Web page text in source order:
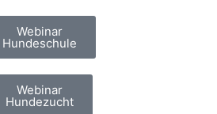
Webinar
Hundeschule
Webinar
Hundezucht